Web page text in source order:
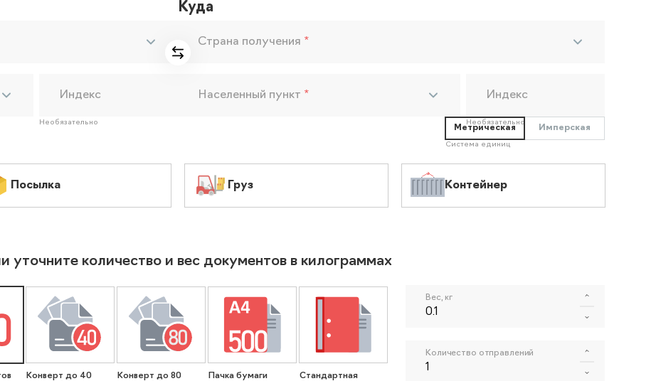
Индекс
Необязательно
Куда
Страна получения *
Населенный пункт * Индекс
Необязательно
Метрическая Имперская
Система единиц
Посылка Груз Контейнер
уточните количество и вес документов в килограммах
Конверт до 40
Конверт до 80
Пачка бумаги
Стандартная
Вес, кг
Количество отправлений